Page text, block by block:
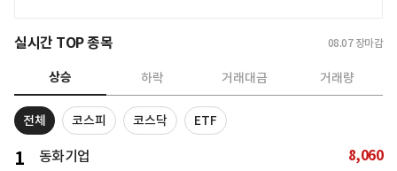
실시간 TOP 종목 08.07 장마감
상승 하락 거래대금 거래량
전체 코스피 코스닥 ETF
1 동화기업 8,060